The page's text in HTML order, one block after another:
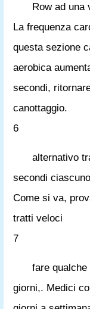
Row ad una
La frequenza
questa sezione
aerobica
secondi,
canottaggio.
6
alternativo
secondi
Come si va,
tratti veloci
7
fare
giorni,. Medici